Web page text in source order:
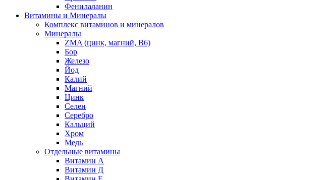
Фенилаланин
Витамины и Минералы
Комплекс витаминов и минералов
Минералы
ZMA (цинк, магний, В6)
Бор
Железо
Йод
Калий
Магний
Цинк
Селен
Серебро
Кальций
Хром
Медь
Отдельные витамины
Витамин А
Витамин Д